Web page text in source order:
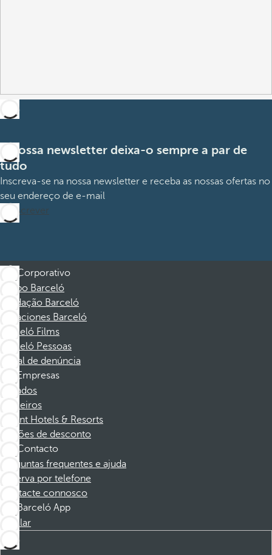
A nossa newsletter deixa-o sempre a par de
tudo
Inscreva-se na nossa newsletter e receba as nossas ofertas no
seu endereço de e-mail
Subscrever
Corporativo
Grupo Barceló
Fundação Barceló
Vacaciones Barceló
Barceló Films
Barceló Pessoas
Canal de denúncia
Empresas
Afiliados
Parceiros
Dorint Hotels & Resorts
Cupões de desconto
Contacto
Perguntas frequentes e ajuda
Reserva por telefone
Contacte connosco
Barceló App
Instalar